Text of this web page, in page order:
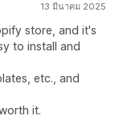
13 มีนาคม 2025
store, and it's
to install and
etc., and
it.